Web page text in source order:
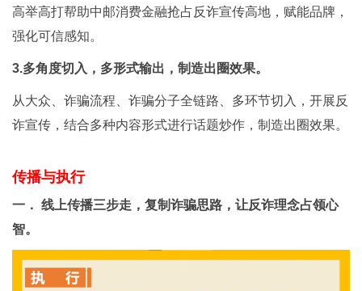
高举高打帮助中邮消费金融抢占反诈宣传高地，赋能品牌，
强化可信感知。
3.多角度切入，多形式输出，制造出圈效果。
从大众、诈骗流程、诈骗分子全链路、多环节切入，开展反
诈宣传，结合多种内容形式进行话题炒作，制造出圈效果。
传播与执行
一． 线上传播三步走，复制诈骗思路，让反诈理念占领心
智。